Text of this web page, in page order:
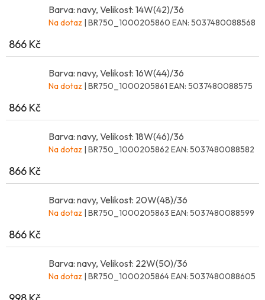
Barva: navy, Velikost: 14W(42)/36
Na dotaz | BR750_1000205860 EAN: 5037480088568
866 Kč
Barva: navy, Velikost: 16W(44)/36
Na dotaz | BR750_1000205861 EAN: 5037480088575
866 Kč
Barva: navy, Velikost: 18W(46)/36
Na dotaz | BR750_1000205862 EAN: 5037480088582
866 Kč
Barva: navy, Velikost: 20W(48)/36
Na dotaz | BR750_1000205863 EAN: 5037480088599
866 Kč
Barva: navy, Velikost: 22W(50)/36
Na dotaz | BR750_1000205864EAN: 5037480088605